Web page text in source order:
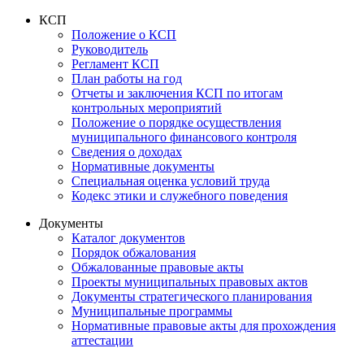
КСП
Положение о КСП
Руководитель
Регламент КСП
План работы на год
Отчеты и заключения КСП по итогам
контрольных мероприятий
Положение о порядке осуществления
муниципального финансового контроля
Сведения о доходах
Нормативные документы
Специальная оценка условий труда
Кодекс этики и служебного поведения
Документы
Каталог документов
Порядок обжалования
Обжалованные правовые акты
Проекты муниципальных правовых актов
Документы стратегического планирования
Муниципальные программы
Нормативные правовые акты для прохождения
аттестации